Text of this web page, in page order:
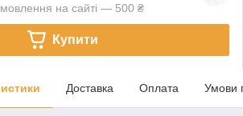
на сайті — 500 ₴
Купити
Доставка Оплата Умови